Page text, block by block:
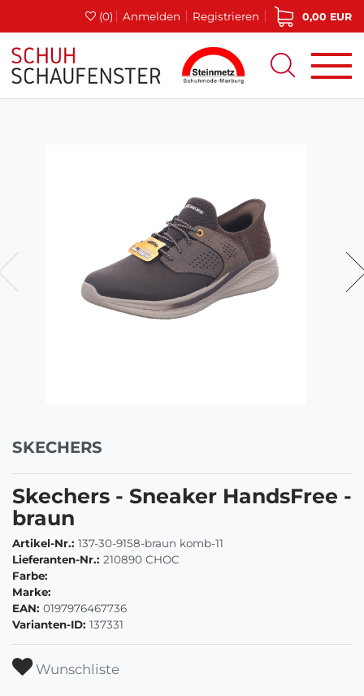
(0) Anmelden Registrieren 0,00 EUR
SKECHERS
Skechers - Sneaker HandsFree -
braun
Artikel-Nr.: 137-30-9158-braun komb-11
Lieferanten-Nr.: 210890 CHOC
Farbe:
Marke:
EAN: 0197976467736
Varianten-ID: 137331
Wunschliste